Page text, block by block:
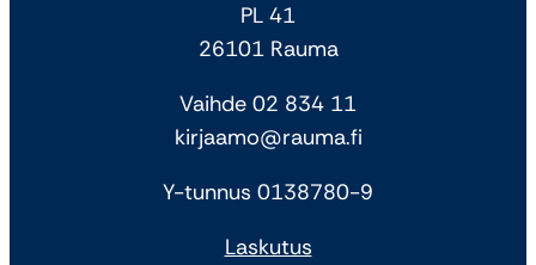
PL 41
26101 Rauma
Vaihde 02 834 11
kirjaamo@rauma.fi
Y-tunnus 0138780-9
Laskutus